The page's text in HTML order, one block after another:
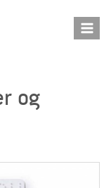
og